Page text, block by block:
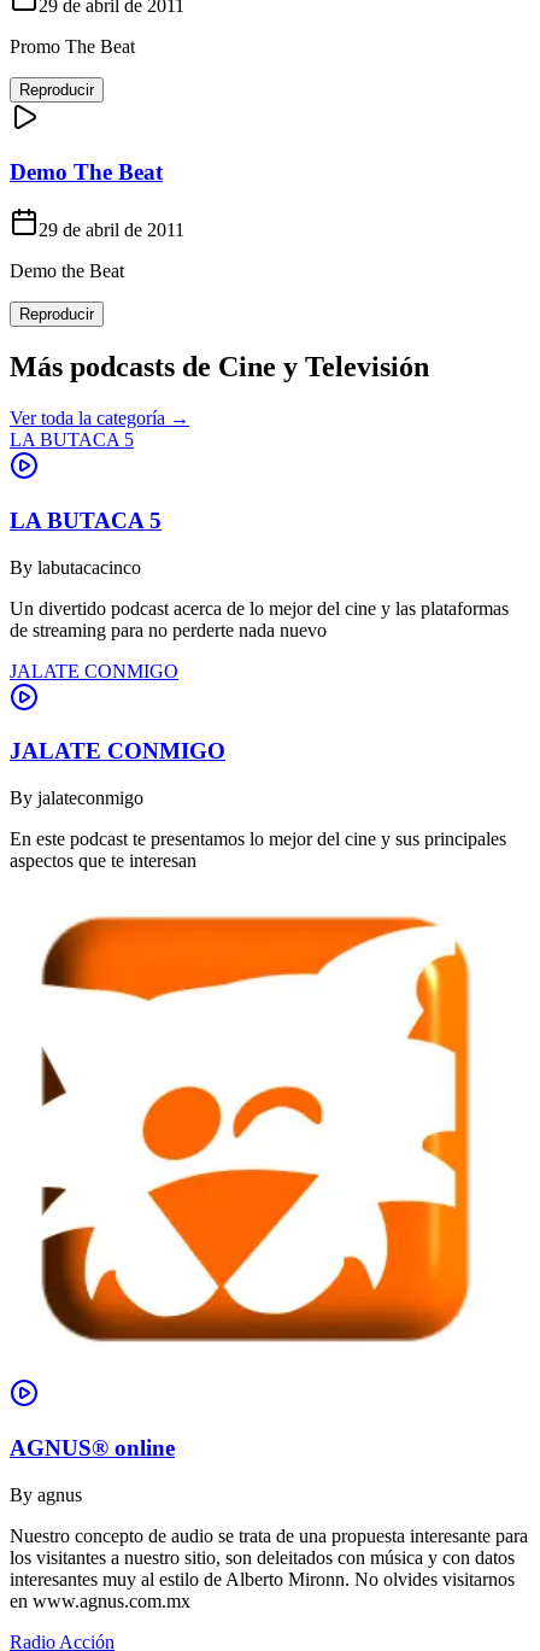
29 de abril de 2011
Promo The Beat
Reproducir
Demo The Beat
29 de abril de 2011
Demo the Beat
Reproducir
Más podcasts de Cine y Televisión
Ver toda la categoría →
LA BUTACA 5
LA BUTACA 5
By labutacacinco
Un divertido podcast acerca de lo mejor del cine y las plataformas
de streaming para no perderte nada nuevo
JALATE CONMIGO
JALATE CONMIGO
By jalateconmigo
En este podcast te presentamos lo mejor del cine y sus principales
aspectos que te interesan
AGNUS® online
By agnus
Nuestro concepto de audio se trata de una propuesta interesante para
los visitantes a nuestro sitio, son deleitados con música y con datos
interesantes muy al estilo de Alberto Mironn. No olvides visitarnos
en www.agnus.com.mx
Radio Acción